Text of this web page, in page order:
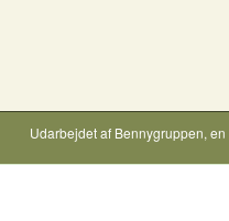
Udarbejdet af Bennygruppen,